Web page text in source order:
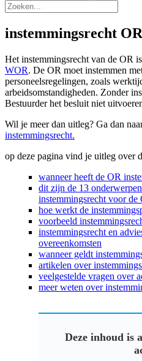
instemmingsrecht
Het instemmingsrecht van de OR
WOR. De OR moet instemmen
personeelsregelingen, zoals
arbeidsomstandigheden. Zonder
Bestuurder het besluit niet
Wil je meer dan uitleg? Ga dan
instemmingsrecht.
op deze pagina vind je uitleg over
wanneer heeft de OR
dit zijn de 13
instemmingsrecht voor de
hoe werkt de
voorbeeld
instemmingsrecht en
overeenkomsten
wanneer geldt
artikelen over
veelgestelde vragen over
meer weten over
Deze inhoud is